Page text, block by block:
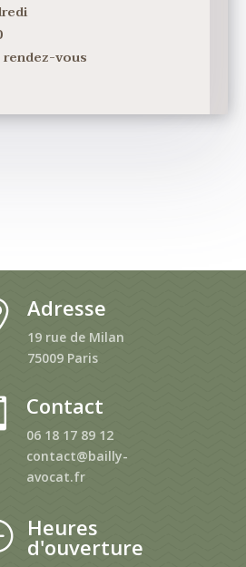
vous
Adresse
19 rue de Milan
75009 Paris
Contact
06 18 17 89 12
contact@bailly-
avocat.fr
Heures
d'ouverture